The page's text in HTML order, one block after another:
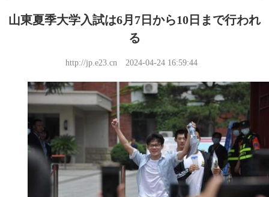
山東夏季大学入試は6月7日から10日まで行われ
る
http://jp.e23.cn 2024-04-24 16:59:44